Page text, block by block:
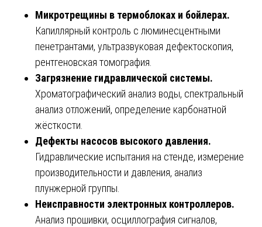
Микротрещины в термоблоках и бойлерах.
Капиллярный контроль с люминесцентными
пенетрантами, ультразвуковая дефектоскопия,
рентгеновская томография.
Загрязнение гидравлической системы.
Хроматографический анализ воды, спектральный
анализ отложений, определение карбонатной
жёсткости.
Дефекты насосов высокого давления.
Гидравлические испытания на стенде, измерение
производительности и давления, анализ
плунжерной группы.
Неисправности электронных контроллеров.
Анализ прошивки, осциллография сигналов,